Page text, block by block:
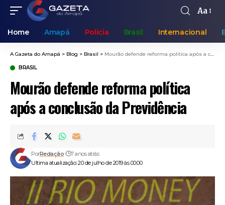
Aa
Home Amapá Polícia Brasil Internacional
A Gazeta do Amapá > Blog > Brasil > Mourão defende reforma política após a conclusão da Previdência
BRASIL
Mourão defende reforma política
após a conclusão da Previdência
Ultima atualização: 20 de julho de 2019 às 00:00
PorRedação 7 anos atrás